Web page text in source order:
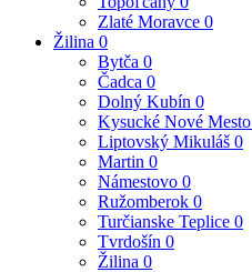
Zlaté Moravce 0
Žilina 0
Bytča 0
Čadca 0
Dolný Kubín 0
Kysucké Nové Mesto
Liptovský Mikuláš 0
Martin 0
Námestovo 0
Ružomberok 0
Turčianske Teplice 0
Tvrdošín 0
Žilina 0